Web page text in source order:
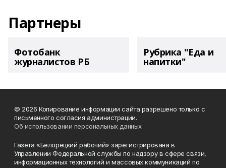
Партнеры
Фотобанк
журналистов РБ
Рубрика "Еда и
напитки"
© 2026 Копирование информации сайта разрешено только с
письменного согласия администрации.
Об использовании персональных данных
Газета «Белорецкий рабочий» зарегистрирована в
Управлении Федеральной службы по надзору в сфере связи,
информационных технологий и массовых коммуникаций по